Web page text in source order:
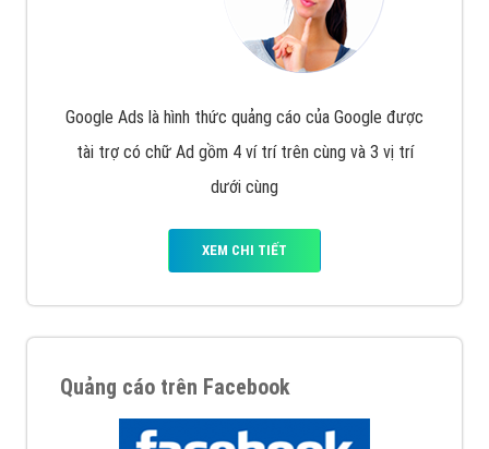
Google Ads là hình thức quảng cáo của Google được
tài trợ có chữ Ad gồm 4 ví trí trên cùng và 3 vị trí
dưới cùng
XEM CHI TIẾT
Quảng cáo trên Facebook